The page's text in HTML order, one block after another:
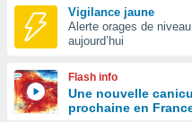
Vigilance jaune
Alerte orages de
aujourd’hui
Flash info
Une nouvelle
prochaine en